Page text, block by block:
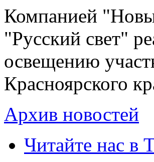
Компанией
"Русский свет"
освещению
Красноярского
Архив новостей
Читайте нас в